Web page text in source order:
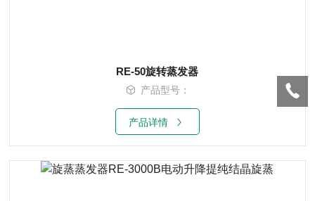
RE-50旋转蒸发器
产品型号：
产品详情